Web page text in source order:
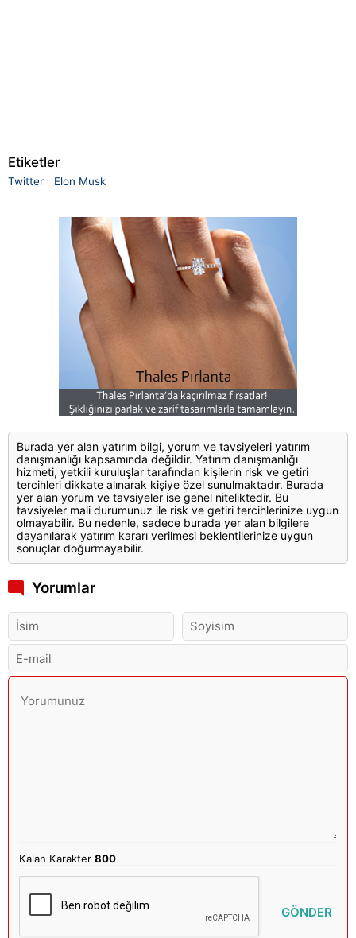
Etiketler
Twitter Elon Musk
Burada yer alan yatırım bilgi, yorum ve tavsiyeleri yatırım
danışmanlığı kapsamında değildir. Yatırım danışmanlığı
hizmeti, yetkili kuruluşlar tarafından kişilerin risk ve getiri
tercihleri dikkate alınarak kişiye özel sunulmaktadır. Burada
yer alan yorum ve tavsiyeler ise genel niteliktedir. Bu
tavsiyeler mali durumunuz ile risk ve getiri tercihlerinize uygun
olmayabilir. Bu nedenle, sadece burada yer alan bilgilere
dayanılarak yatırım kararı verilmesi beklentilerinize uygun
sonuçlar doğurmayabilir.
Yorumlar
Kalan Karakter800
GÖNDER